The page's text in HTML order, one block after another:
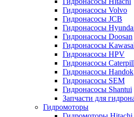
Гидронасосы Volvo
Гидронасосы JCB
Гидронасосы
Гидронасосы Doosan
Гидронасосы
Гидронасосы HPV
Гидронасосы
Гидронасосы Handok
Гидронасосы SEM
Гидронасосы Shantui
Запчасти для
Гидромоторы